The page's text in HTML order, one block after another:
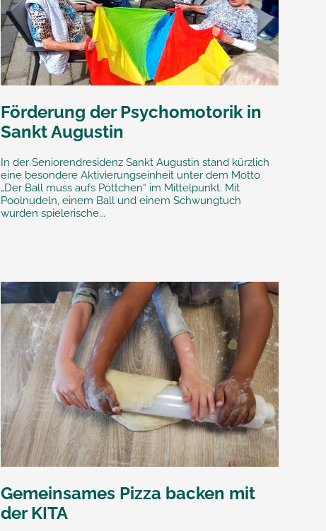
Förderung der Psychomotorik in
Sankt Augustin
In der Seniorendresidenz Sankt Augustin stand kürzlich
eine besondere Aktivierungseinheit unter dem Motto
„Der Ball muss aufs Pöttchen“ im Mittelpunkt. Mit
Poolnudeln, einem Ball und einem Schwungtuch
wurden spielerische...
Gemeinsames Pizza backen mit
der KITA